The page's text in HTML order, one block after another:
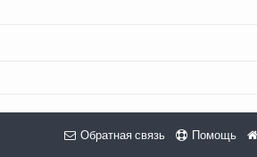
Обратная связь Помощь